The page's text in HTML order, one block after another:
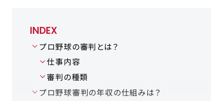
INDEX
プロ野球の審判とは？
仕事内容
審判の種類
プロ野球審判の年収の仕組みは？